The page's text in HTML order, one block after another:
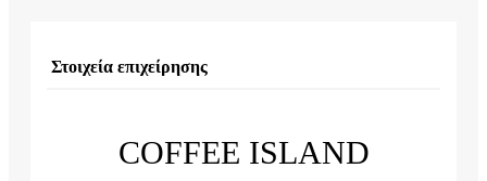
Στοιχεία επιχείρησης
COFFEE ISLAND